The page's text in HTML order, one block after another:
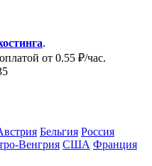
.
от 0.55 ₽/час.
Бельгия Росcия
Венгрия США Франция